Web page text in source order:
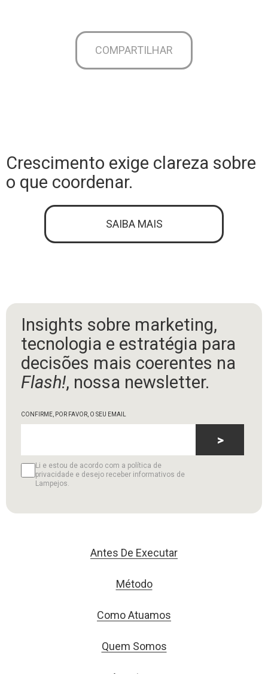
COMPARTILHAR
Crescimento exige clareza sobre
o que coordenar.
SAIBA MAIS
Insights sobre marketing,
tecnologia e estratégia para
decisões mais coerentes na
Flash!, nossa newsletter.
CONFIRME, POR FAVOR, O SEU EMAIL
Li e estou de acordo com a política de
privacidade e desejo receber informativos de
Lampejos.
>
Antes De Executar
Método
Como Atuamos
Quem Somos